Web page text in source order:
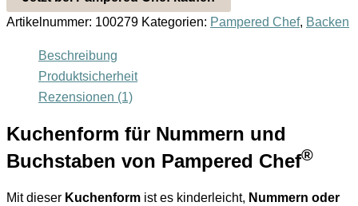
Artikelnummer: 100279 Kategorien: Pampered Chef, Backen
Beschreibung
Produktsicherheit
Rezensionen (1)
Kuchenform für Nummern und
Buchstaben von Pampered Chef®
Mit dieser Kuchenform ist es kinderleicht, Nummern oder